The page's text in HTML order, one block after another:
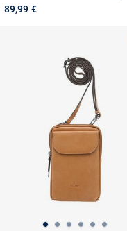
89,99 €